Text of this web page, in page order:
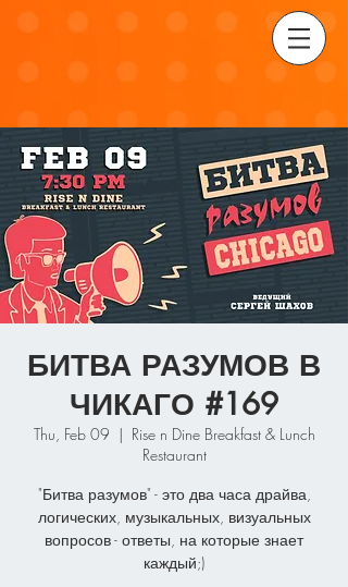
БИТВА РАЗУМОВ В
ЧИКАГО #169
Thu, Feb 09
  |
Rise n Dine Breakfast & Lunch
Restaurant
"Битва разумов" - это два часа драйва,
логических, музыкальных, визуальных
вопросов - ответы, на которые знает
каждый;)